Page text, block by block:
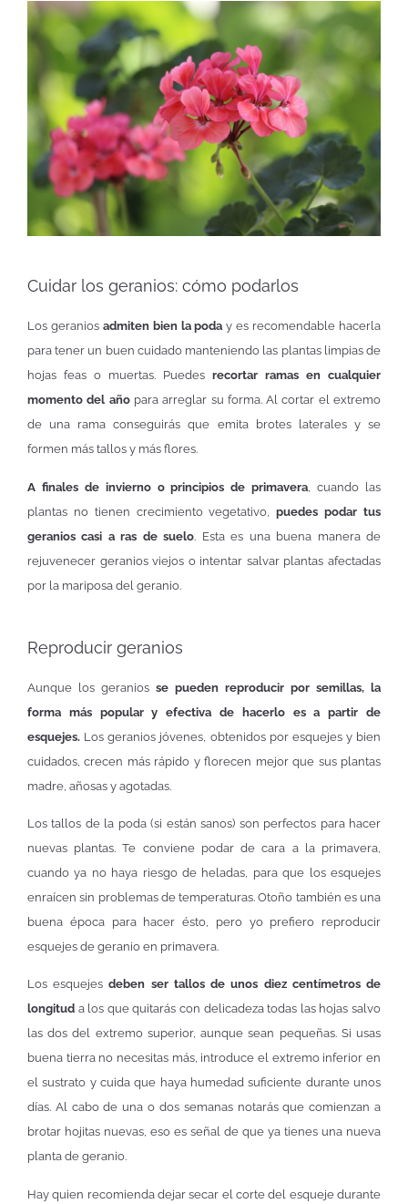
Cuidar los geranios: cómo podarlos
Los geranios admiten bien la poda y es recomendable hacerla
para tener un buen cuidado manteniendo las plantas limpias de
hojas feas o muertas. Puedes recortar ramas en cualquier
momento del añopara arreglar su forma. Al cortar el extremo
de una rama conseguirás que emita brotes laterales y se
formen más tallos y más flores.
A finales de invierno o principios de primavera , cuando las
plantas no tienen crecimiento vegetativo,puedes podar tus
geranios casi a ras de suelo. Esta es una buena manera de
rejuvenecer geranios viejos o intentar salvar plantas afectadas
por la mariposa del geranio.
Reproducir geranios
Aunque los geranios se pueden reproducir por semillas, la
forma más popular y efectiva de hacerlo es a partir de
esquejes. Los geranios jóvenes, obtenidos por esquejes y bien
cuidados, crecen más rápido y florecen mejor que sus plantas
madre, añosas y agotadas.
Los tallos de la poda (si están sanos) son perfectos para hacer
nuevas plantas. Te conviene podar de cara a la primavera,
cuando ya no haya riesgo de heladas, para que los esquejes
enraícen sin problemas de temperaturas. Otoño también es una
buena época para hacer ésto, pero yo prefiero reproducir
esquejes de geranio en primavera.
Los esquejesdeben ser tallos de unos diez centímetros de
longitud a los que quitarás con delicadeza todas las hojas salvo
las dos del extremo superior, aunque sean pequeñas. Si usas
buena tierra no necesitas más, introduce el extremo inferior en
el sustrato y cuida que haya humedad suficiente durante unos
días. Al cabo de una o dos semanas notarás que comienzan a
brotar hojitas nuevas, eso es señal de que ya tienes una nueva
planta de geranio.
Hay quien recomienda dejar secar el corte del esqueje durante